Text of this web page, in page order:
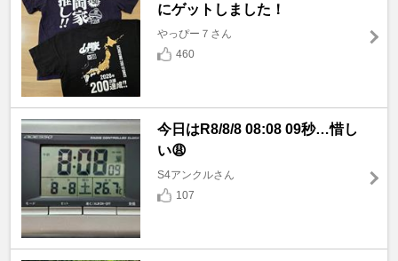
にゲットしました！
やっぴー７さん
460
今日はR8/8/8 08:08 09秒…惜し
い😩
S4アンクルさん
107